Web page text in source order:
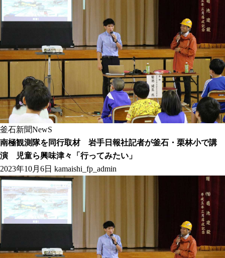
釜石新聞NewS
南極観測隊を同行取材 岩手日報社記者が釜石・栗林小で講
演 児童ら興味津々「行ってみたい」
2023年10月6日 kamaishi_fp_admin